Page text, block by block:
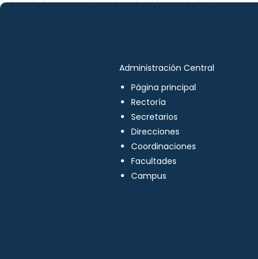
Administración Central
Página principal
Rectoría
Secretarios
Direcciones
Coordinaciones
Facultades
Campus